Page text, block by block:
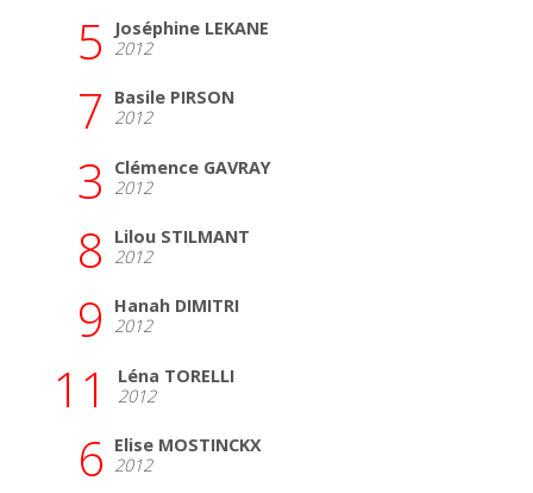
5
Joséphine LEKANE
2012
7
Basile PIRSON
2012
3
Clémence GAVRAY
2012
8
Lilou STILMANT
2012
9
Hanah DIMITRI
2012
11
Léna TORELLI
2012
6 Elise MOSTINCKX
2012